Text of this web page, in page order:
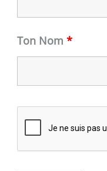
Ton Nom *